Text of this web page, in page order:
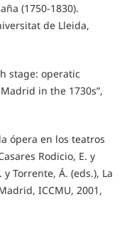
(1750-1830).
de Lleida,
stage: operatic
in the 1730s”,
ópera en los teatros
Rodicio, E. y
Torrente, Á. (eds.), La
ICCMU, 2001,